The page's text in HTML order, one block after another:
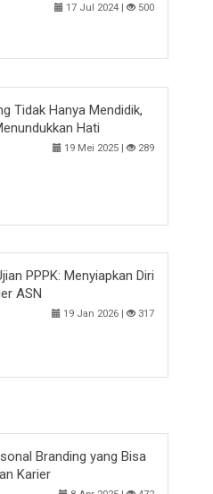
17 Jul 2024 | 500
Tidak Hanya Mendidik,
Hati
19 Mei 2025 | 289
PPPK: Menyiapkan Diri
ASN
19 Jan 2026 | 317
Branding yang Bisa
Karier